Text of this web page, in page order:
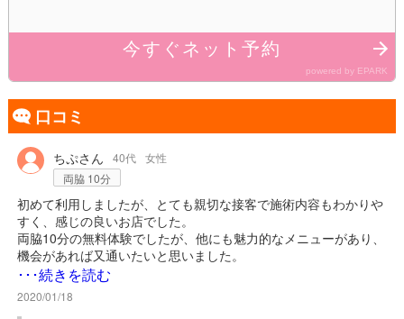
アイコン
口コミ
ちぷさん 40代
女性
両脇 10分
初めて利用しましたが、とても親切な接客で施術内容もわかりや
すく、感じの良いお店でした。
両脇10分の無料体験でしたが、他にも魅力的なメニューがあり、
機会があれば又通いたいと思いました。
店舗詳細を開くと、とても丁寧に写真付きで地図案内が掲載され
ているので、場所も分かり易いと思います。
店内も落ち着いた雰囲気で、リラックスして過ごせました。
･･･続きを読む
2020/01/18